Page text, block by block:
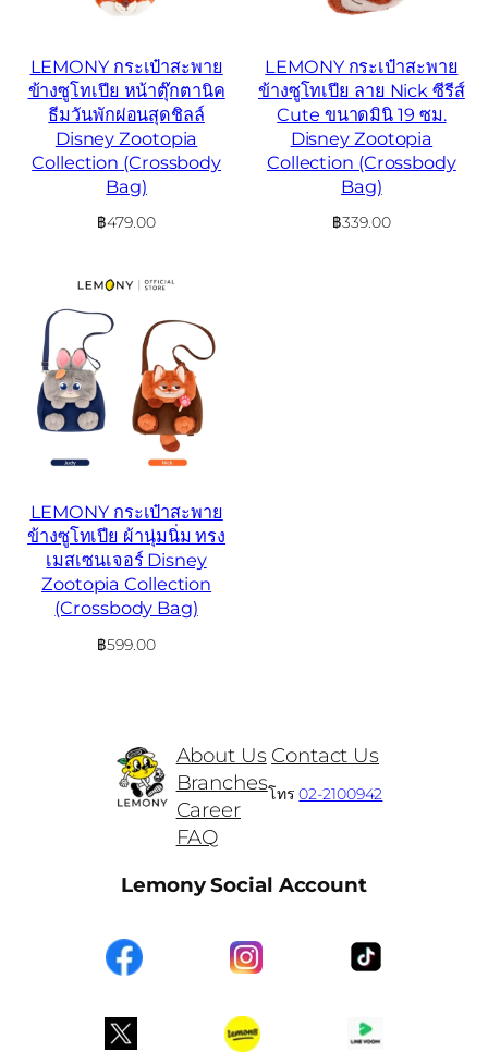
LEMONY กระเป๋าสะพาย
ข้างซูโทเปีย หน้าตุ๊กตานิค
ธีมวันพักผ่อนสุดชิลล์
Disney Zootopia
Collection (Crossbody
Bag)
฿479.00
LEMONY กระเป๋าสะพาย
ข้างซูโทเปีย ลาย Nick ซีรีส์
Cute ขนาดมินิ 19 ซม.
Disney Zootopia
Collection (Crossbody
Bag)
฿339.00
LEMONY กระเป๋าสะพาย
ข้างซูโทเปีย ผ้านุ่มนิ่ม ทรง
เมสเซนเจอร์ Disney
Zootopia Collection
(Crossbody Bag)
฿599.00
About Us
Branches
Career
FAQ
Contact Us
โทร02-2100942
Lemony Social Account